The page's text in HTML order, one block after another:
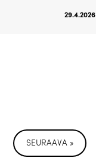
29.4.2026
SEURAAVA »